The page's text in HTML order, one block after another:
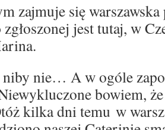
zajmuje się
jest tutaj, w
nie… A w ogóle
bowiem,
kilka dni temu w